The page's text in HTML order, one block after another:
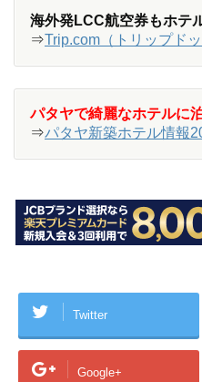
海外発LCC航空券もホテ
⇒Trip.com（トリップドッ
パタヤで綺麗なホテルに
⇒パタヤ新築ホテル情報
Twitter
Google+